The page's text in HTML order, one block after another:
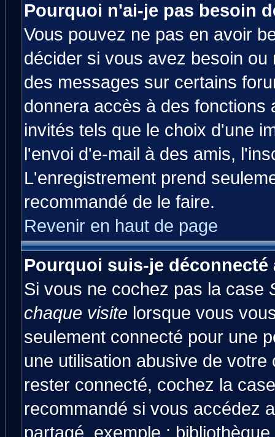
Pourquoi n'ai-je pas besoin
Vous pouvez ne pas en avoir
décider si vous avez besoin
des messages sur certains
donnera accès à des fonctions
invités tels que le choix d'une
l'envoi d'e-mail à des amis,
L'enregistrement prend
recommandé de le faire.
Revenir en haut de page
Pourquoi suis-je
Si vous ne cochez pas la case
chaque visite lorsque vous
seulement connecté pour une
une utilisation abusive de
rester connecté, cochez la
recommandé si vous accédez
partagé, exemple :